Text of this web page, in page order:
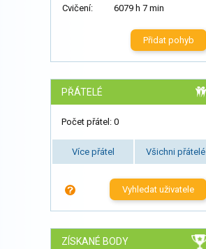
Cvičení:
6079 h 7 min
Přidat pohyb
PŘÁTELÉ
Počet přátel: 0
Více přátel Všichni přátelé
Vyhledat uživatele
ZÍSKANÉ BODY